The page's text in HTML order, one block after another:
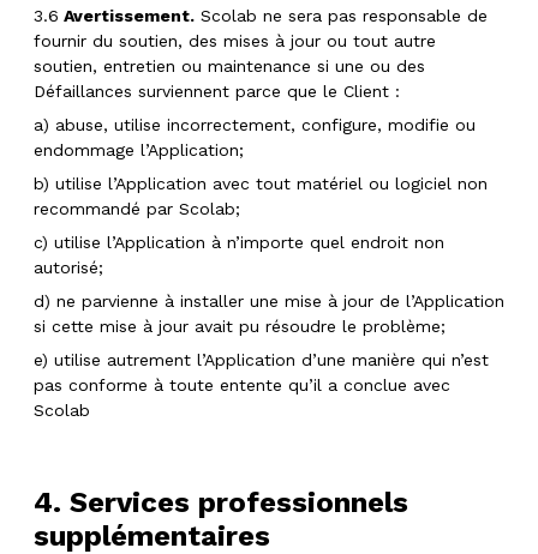
3.6 Avertissement. Scolab ne sera pas responsable de
fournir du soutien, des mises à jour ou tout autre
soutien, entretien ou maintenance si une ou des
Défaillances surviennent parce que le Client :
a) abuse, utilise incorrectement, configure, modifie ou
endommage l’Application;
b) utilise l’Application avec tout matériel ou logiciel non
recommandé par Scolab;
c) utilise l’Application à n’importe quel endroit non
autorisé;
d) ne parvienne à installer une mise à jour de l’Application
si cette mise à jour avait pu résoudre le problème;
e) utilise autrement l’Application d’une manière qui n’est
pas conforme à toute entente qu’il a conclue avec
Scolab
4. Services professionnels
supplémentaires